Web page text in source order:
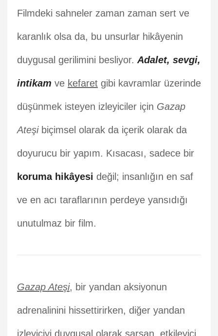
Filmdeki sahneler zaman zaman sert ve
karanlık olsa da, bu unsurlar hikâyenin
duygusal gerilimini besliyor. Adalet, sevgi,
intikam ve kefaret gibi kavramlar üzerinde
düşünmek isteyen izleyiciler için Gazap
Ateşibiçimsel olarak da içerik olarak da
doyurucu bir yapım. Kısacası, sadece bir
koruma hikâyesi değil; insanlığın en saf
ve en acı taraflarının perdeye yansıdığı
unutulmaz bir film.
Gazap Ateşi, bir yandan aksiyonun
adrenalinini hissettirirken, diğer yandan
izleyiciyi duygusal olarak sarsan, etkileyici